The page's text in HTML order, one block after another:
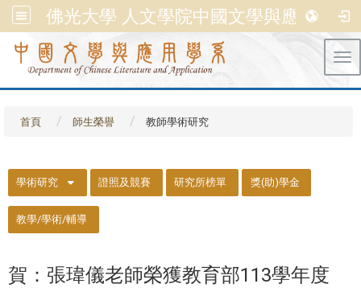
佛光大學 人文學院中國文學與應用學系
首頁 師生榮譽 教師學術研究
學術研究 證照及競賽 研究所榜單 獎(助)學金
教學/學術/輔導
賀：張瑋儀老師榮獲教育部113學年度